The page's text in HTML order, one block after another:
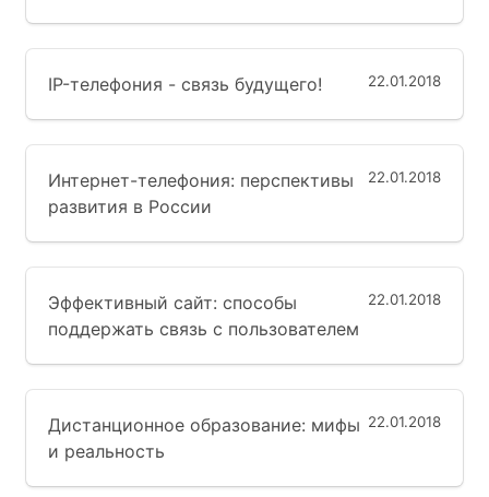
22.01.2018
IP-телефония - связь будущего!
22.01.2018
Интернет-телефония: перспективы
развития в России
22.01.2018
Эффективный сайт: способы
поддержать связь с пользователем
22.01.2018
Дистанционное образование: мифы
и реальность